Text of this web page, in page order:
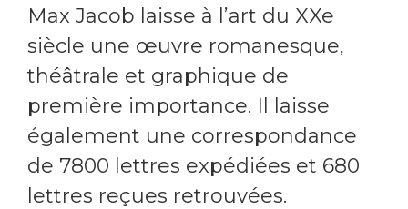
Max Jacob laisse à l’art du XXe
siècle une œuvre romanesque,
théâtrale et graphique de
première importance. Il laisse
également une correspondance
de 7800 lettres expédiées et 680
lettres reçues retrouvées.